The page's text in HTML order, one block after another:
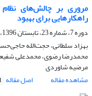
مروری بر چالش‌های
راهکارهایی برای بهبود
دوره 7، شماره 23، تابستان 1396، صفحه
بهزاد سلطانی، حجت‌الله
محمدرضا رضوی، محمدعلی
مرضیه شاوردی
مشاهده مقاله
اصل مقاله